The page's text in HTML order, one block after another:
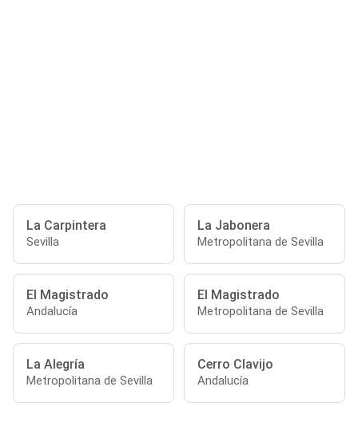
La Carpintera
Sevilla
La Jabonera
Metropolitana de Sevilla
El Magistrado
Andalucía
El Magistrado
Metropolitana de Sevilla
La Alegría
Metropolitana de Sevilla
Cerro Clavijo
Andalucía